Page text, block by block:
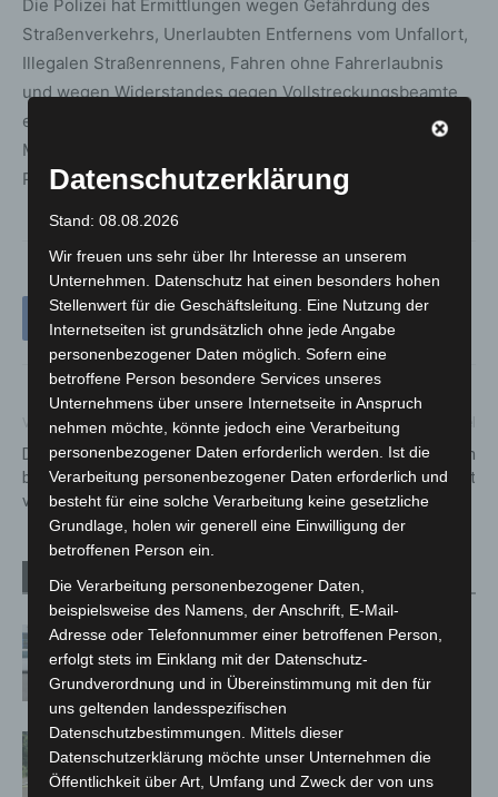
Die Polizei hat Ermittlungen wegen Gefährdung des
Straßenverkehrs, Unerlaubten Entfernens vom Unfallort,
Illegalen Straßenrennens, Fahren ohne Fahrerlaubnis
und wegen Widerstandes gegen Vollstreckungsbeamte
eingeleitet. Nach Abschluss der polizeilichen
Maßnahmen wurde der 26-Jährige aus dem
Polizeigewahrsam entlassen.
Vorheriger Artikel
Deutschlandticket im GVH –
bereits mehr als 16.000 Abos
verkauft
Nächster Artikel
Naturschutz vor der eigenen
Haustür und weltweit
Verwandte Artikel Mehr vom Autor
Niedersachsen: Feuerwehrkräfte
kehren nach Waldbrandeinsatz aus
Spanien zurück
Brand im „Haus der Begegnung“ in
Neuwarmbüchen schnell eingedämmt
Datenschutzerklärung
Stand: 08.08.2026
Wir freuen uns sehr über Ihr Interesse an unserem
Unternehmen. Datenschutz hat einen besonders hohen
Stellenwert für die Geschäftsleitung. Eine Nutzung der
Internetseiten ist grundsätzlich ohne jede Angabe
personenbezogener Daten möglich. Sofern eine
betroffene Person besondere Services unseres
Unternehmens über unsere Internetseite in Anspruch
nehmen möchte, könnte jedoch eine Verarbeitung
personenbezogener Daten erforderlich werden. Ist die
Verarbeitung personenbezogener Daten erforderlich und
besteht für eine solche Verarbeitung keine gesetzliche
Grundlage, holen wir generell eine Einwilligung der
betroffenen Person ein.
Die Verarbeitung personenbezogener Daten,
beispielsweise des Namens, der Anschrift, E-Mail-
Adresse oder Telefonnummer einer betroffenen Person,
erfolgt stets im Einklang mit der Datenschutz-
Grundverordnung und in Übereinstimmung mit den für
uns geltenden landesspezifischen
Datenschutzbestimmungen. Mittels dieser
Datenschutzerklärung möchte unser Unternehmen die
Öffentlichkeit über Art, Umfang und Zweck der von uns